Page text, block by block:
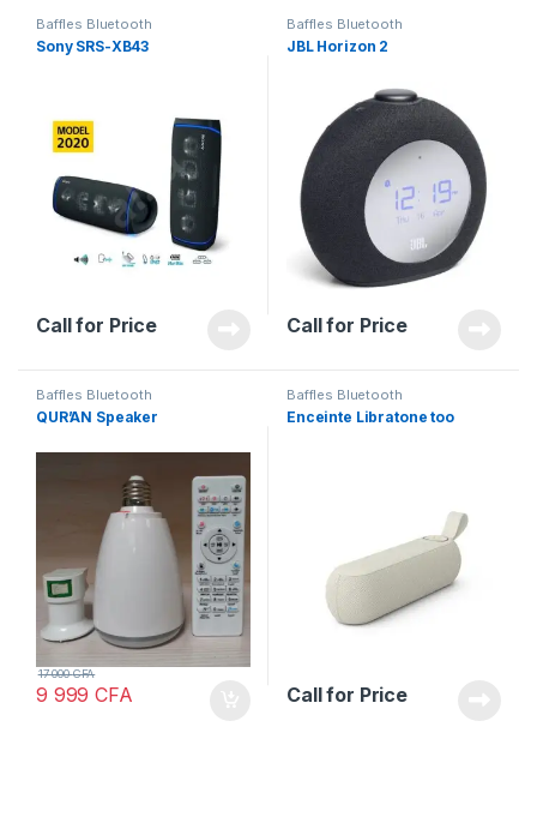
Baffles Bluetooth
Sony SRS-XB43
Call for Price
Baffles Bluetooth
JBL Horizon 2
Call for Price
Baffles Bluetooth
QUR’AN Speaker
9 999CFA
17 000CFA
Baffles Bluetooth
Enceinte Libratone too
Call for Price